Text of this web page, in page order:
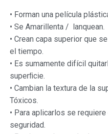
• Forman una película
• Se Amarillenta / lanquean.
• Crean capa superior que
el tiempo.
• Es sumamente difícil
superﬁcie.
• Cambian la textura de la
Tóxicos.
• Para aplicarlos se
seguridad.